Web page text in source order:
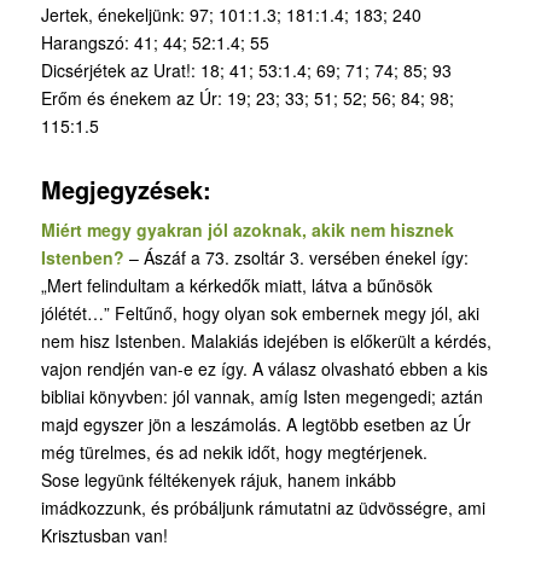
Jertek, énekeljünk: 97; 101:1.3; 181:1.4; 183; 240
Harangszó: 41; 44; 52:1.4; 55
Dicsérjétek az Urat!: 18; 41; 53:1.4; 69; 71; 74; 85; 93
Erőm és énekem az Úr: 19; 23; 33; 51; 52; 56; 84; 98;
115:1.5
Megjegyzések:
Miért megy gyakran jól azoknak, akik nem hisznek
Istenben? – Ászáf a 73. zsoltár 3. versében énekel így:
„Mert felindultam a kérkedők miatt, látva a bűnösök
jólétét…” Feltűnő, hogy olyan sok embernek megy jól, aki
nem hisz Istenben. Malakiás idejében is előkerült a kérdés,
vajon rendjén van-e ez így. A válasz olvasható ebben a kis
bibliai könyvben: jól vannak, amíg Isten megengedi; aztán
majd egyszer jön a leszámolás. A legtöbb esetben az Úr
még türelmes, és ad nekik időt, hogy megtérjenek.
Sose legyünk féltékenyek rájuk, hanem inkább
imádkozzunk, és próbáljunk rámutatni az üdvösségre, ami
Krisztusban van!